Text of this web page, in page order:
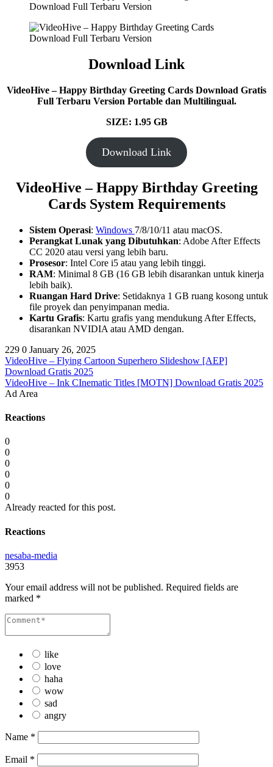
Download Link
VideoHive – Happy Birthday Greeting Cards Download Gratis
Full Terbaru Version Portable dan Multilingual.
SIZE: 1.95 GB
Download Link
VideoHive – Happy Birthday Greeting
Cards System Requirements
Sistem Operasi: Windows 7/8/10/11 atau macOS.
Perangkat Lunak yang Dibutuhkan: Adobe After Effects
CC 2020 atau versi yang lebih baru.
Prosesor: Intel Core i5 atau yang lebih tinggi.
RAM: Minimal 8 GB (16 GB lebih disarankan untuk kinerja
lebih baik).
Ruangan Hard Drive: Setidaknya 1 GB ruang kosong untuk
file proyek dan penyimpanan media.
Kartu Grafis: Kartu grafis yang mendukung After Effects,
disarankan NVIDIA atau AMD dengan.
229 0 January 26, 2025
VideoHive – Flying Cartoon Superhero Slideshow [AEP]
Download Gratis 2025
VideoHive – Ink CInematic Titles [MOTN] Download Gratis 2025
Ad Area
Reactions
0
0
0
0
0
0
Already reacted for this post.
Reactions
nesaba-media
3953
Your email address will not be published. Required fields are
marked *
like
love
haha
wow
sad
angry
Name *
Email *